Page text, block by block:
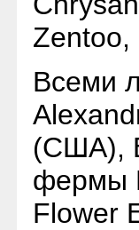
Zentoo,
Всеми
(CША),
фермы
Flower